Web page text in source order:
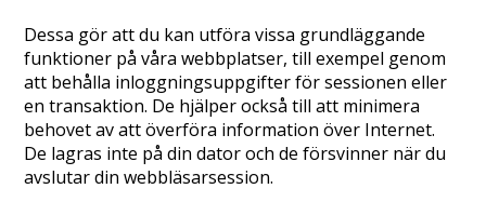
Dessa gör att du kan utföra vissa grundläggande
funktioner på våra webbplatser, till exempel genom
att behålla inloggningsuppgifter för sessionen eller
en transaktion. De hjälper också till att minimera
behovet av att överföra information över Internet.
De lagras inte på din dator och de försvinner när du
avslutar din webbläsarsession.